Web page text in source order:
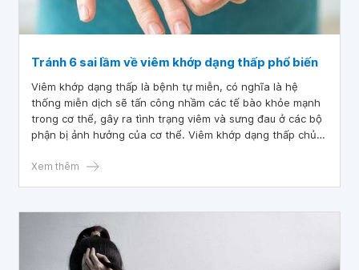
Tránh 6 sai lầm về viêm khớp dạng thấp phổ biến
Viêm khớp dạng thấp là bệnh tự miễn, có nghĩa là hệ
thống miễn dịch sẽ tấn công nhầm các tế bào khỏe mạnh
trong cơ thể, gây ra tình trạng viêm và sưng đau ở các bộ
phận bị ảnh hưởng của cơ thể. Viêm khớp dạng thấp chủ
gây nên tình trạng viêm và sưng đau. Tuy nhiên, trong quá
nặng hơn. Dưới đây là những sai lầm phổ biến bạn cần
Xem thêm